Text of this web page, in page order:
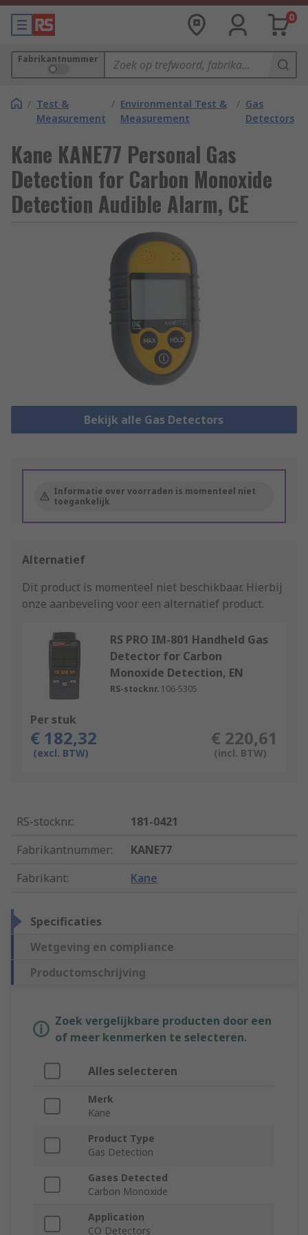
0
Fabrikantnummer
/ Test &
Measurement
/ Environmental Test &
Measurement
/ Gas
Detectors
Kane KANE77 Personal Gas
Detection for Carbon Monoxide
Detection Audible Alarm, CE
Bekijk alle Gas Detectors
Informatie over voorraden is momenteel niet
toegankelijk
Alternatief
Dit product is momenteel niet beschikbaar. Hierbij
onze aanbeveling voor een alternatief product.
RS PRO IM-801 Handheld Gas
Detector for Carbon
Monoxide Detection, EN
RS-stocknr. 106-5305
Per stuk
€ 182,32
(excl. BTW)
€ 220,61
(incl. BTW)
RS-stocknr.:
181-0421
Fabrikantnummer:
KANE77
Fabrikant: Kane
Specificaties
Wetgeving en compliance
Productomschrijving
Zoek vergelijkbare producten door een
of meer kenmerken te selecteren.
Alles selecteren
Merk
Kane
Product Type
Gas Detection
Gases Detected
Carbon Monoxide
Application
CO Detectors